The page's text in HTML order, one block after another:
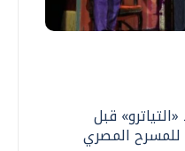
قبل
للمسرح المصري